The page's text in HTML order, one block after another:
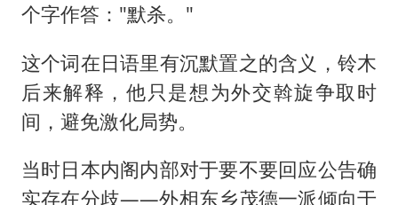
个字作答："默杀。"
这个词在日语里有沉默置之的含义，铃木
后来解释，他只是想为外交斡旋争取时
间，避免激化局势。
当时日本内阁内部对于要不要回应公告确
实存在分歧——外相东乡茂德一派倾向于